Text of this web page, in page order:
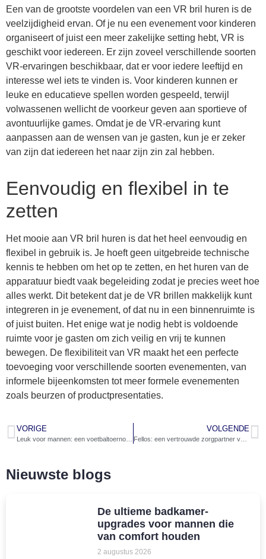
Een van de grootste voordelen van een VR bril huren is de
veelzijdigheid ervan. Of je nu een evenement voor kinderen
organiseert of juist een meer zakelijke setting hebt, VR is
geschikt voor iedereen. Er zijn zoveel verschillende soorten
VR-ervaringen beschikbaar, dat er voor iedere leeftijd en
interesse wel iets te vinden is. Voor kinderen kunnen er
leuke en educatieve spellen worden gespeeld, terwijl
volwassenen wellicht de voorkeur geven aan sportieve of
avontuurlijke games. Omdat je de VR-ervaring kunt
aanpassen aan de wensen van je gasten, kun je er zeker
van zijn dat iedereen het naar zijn zin zal hebben.
Eenvoudig en flexibel in te
zetten
Het mooie aan VR bril huren is dat het heel eenvoudig en
flexibel in gebruik is. Je hoeft geen uitgebreide technische
kennis te hebben om het op te zetten, en het huren van de
apparatuur biedt vaak begeleiding zodat je precies weet hoe
alles werkt. Dit betekent dat je de VR brillen makkelijk kunt
integreren in je evenement, of dat nu in een binnenruimte is
of juist buiten. Het enige wat je nodig hebt is voldoende
ruimte voor je gasten om zich veilig en vrij te kunnen
bewegen. De flexibiliteit van VR maakt het een perfecte
toevoeging voor verschillende soorten evenementen, van
informele bijeenkomsten tot meer formele evenementen
zoals beurzen of productpresentaties.
VORIGE VOLGENDE
Fellos: een vertrouwde zorgpartner voor mannen
Nieuwste blogs
De ultieme badkamer-
upgrades voor mannen die
van comfort houden
2 augustus 2026